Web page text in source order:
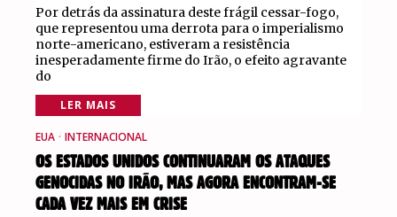
Por detrás da assinatura deste frágil cessar-fogo,
que representou uma derrota para o imperialismo
norte-americano, estiveram a resistência
inesperadamente firme do Irão, o efeito agravante
do
LER MAIS
EUA · INTERNACIONAL
OS ESTADOS UNIDOS CONTINUARAM OS ATAQUES
GENOCIDAS NO IRÃO, MAS AGORA ENCONTRAM-SE
CADA VEZ MAIS EM CRISE